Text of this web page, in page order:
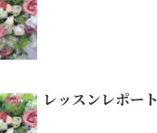
レッスンレポート